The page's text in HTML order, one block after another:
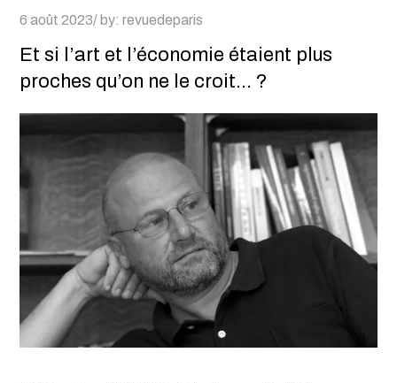
Posted
6 août 2023 by:revuedeparis
Et si l’art et l’économie étaient plus
proches qu’on ne le croit… ?